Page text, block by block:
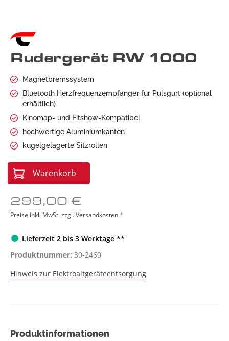
Rudergerät RW 1000
Magnetbremssystem
Bluetooth Herzfrequenzempfänger für Pulsgurt (optional
erhältlich)
Kinomap- und Fitshow-Kompatibel
hochwertige Aluminiumkanten
kugelgelagerte Sitzrollen
Warenkorb
299,00 €
Preise inkl. MwSt. zzgl. Versandkosten*
Lieferzeit 2 bis 3 Werktage **
Produktnummer: 30-2460
Hinweis zur Elektroaltgeräteentsorgung
Produktinformationen